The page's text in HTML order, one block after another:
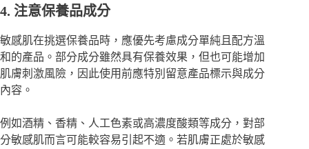
4. 注意保養品成分
敏感肌在挑選保養品時，應優先考慮成分單純且配方溫
和的產品。部分成分雖然具有保養效果，但也可能增加
肌膚刺激風險，因此使用前應特別留意產品標示與成分
內容。
例如酒精、香精、人工色素或高濃度酸類等成分，對部
分敏感肌而言可能較容易引起不適。若肌膚正處於敏感